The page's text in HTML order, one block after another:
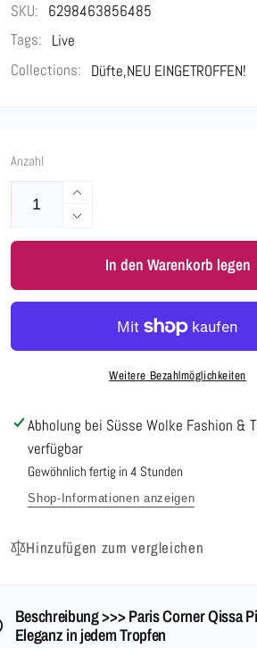
SKU: 6298463856485
Tags: Live
Collections: Düfte,NEU EINGETROFFEN!
Anzahl
Erhöhe
die
Menge
Corner
Qissa
in
jedem
Tropfen
Verringere
die
Menge
für
Paris
Corner
Qissa
Pink
Eleganz
in
jedem
Tropfen
In den Warenkorb legen
Weitere Bezahlmöglichkeiten
Abholung bei Süsse Wolke Fashion &
verfügbar
Gewöhnlich fertig in 4 Stunden
Shop-Informationen anzeigen
Hinzufügen zum vergleichen
Beschreibung >>> Paris Corner Qissa
Eleganz in jedem Tropfen